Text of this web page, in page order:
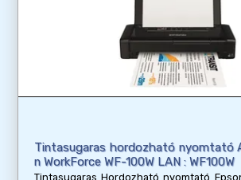
Tintasugaras hordozható nyomtató
n WorkForce WF-100W LAN : WF100W
Tintasugaras Hordozható nyomtató